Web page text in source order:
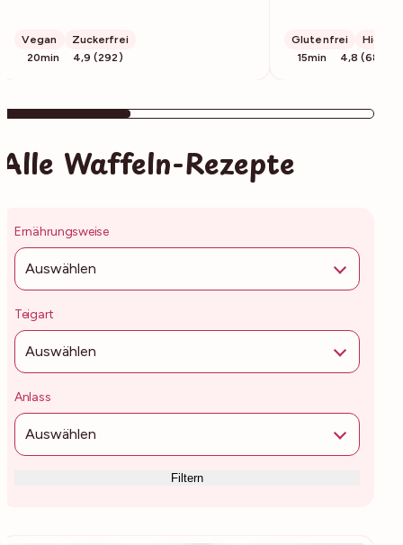
Vegan
Zuckerfrei
20min
4,9 (292)
Glutenfrei
High
15min
4,8 (68)
Alle Waffeln-Rezepte
Ernährungsweise
Auswählen
Teigart
Auswählen
Anlass
Auswählen
Filtern